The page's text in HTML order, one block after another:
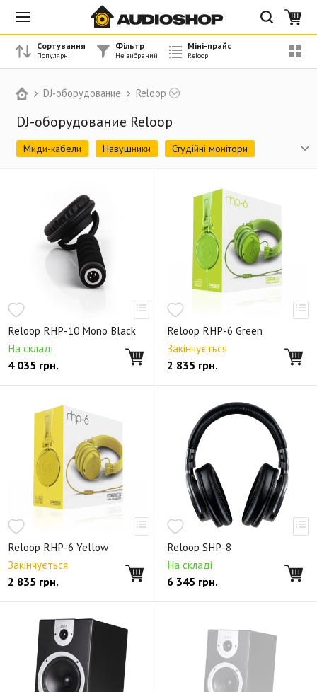
DJ-оборудование Reloop
DJ-оборудование Reloop
Миди-кабели Навушники
Студійні монітори
Програвачі вінілу/CD/USB/HDD
MIDI контролери
Рекордери, аудіо інтерфейси
Аксесуари для програвачів
Аксесуары
Знято з виробництва
Reloop RHP-10 Mono Black
На складі
4 035 грн.
Reloop RHP-6 Green
Закінчується
2 835 грн.
Reloop RHP-6 Yellow
Закінчується
2 835 грн.
Reloop SHP-8
На складі
6 345 грн.
Сортування Фільтр Міні-прайс